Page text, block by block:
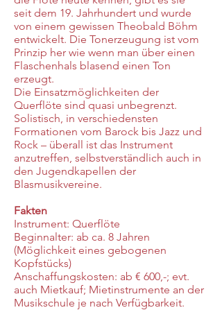
seit dem 19. Jahrhundert und wurde
von einem gewissen Theobald Böhm
entwickelt. Die Tonerzeugung ist vom
Prinzip her wie wenn man über einen
Flaschenhals blasend einen Ton
erzeugt.
Die Einsatzmöglichkeiten der
Querflöte sind quasi unbegrenzt.
Solistisch, in verschiedensten
Formationen vom Barock bis Jazz und
Rock – überall ist das Instrument
anzutreffen, selbstverständlich auch in
den Jugendkapellen der
Blasmusikvereine.
Fakten
Instrument: Querflöte
Beginnalter: ab ca. 8 Jahren
(Möglichkeit eines gebogenen
Kopfstücks)
Anschaffungskosten: ab € 600,-; evt.
auch Mietkauf; Mietinstrumente an der
Musikschule je nach Verfügbarkeit.